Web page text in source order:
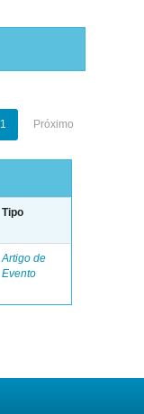
1 Próximo
Tipo
Artigo de
Evento